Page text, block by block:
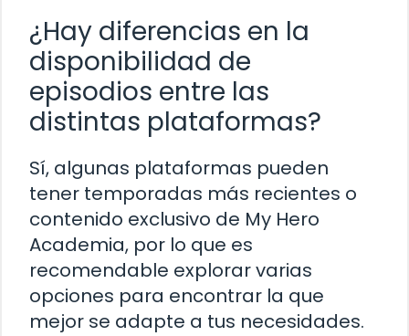
¿Hay diferencias en la
disponibilidad de
episodios entre las
distintas plataformas?
Sí, algunas plataformas pueden
tener temporadas más recientes o
contenido exclusivo de My Hero
Academia, por lo que es
recomendable explorar varias
opciones para encontrar la que
mejor se adapte a tus necesidades.